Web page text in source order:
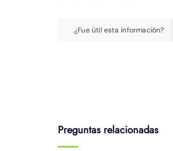
¿Fue útil esta información?
Preguntas relacionadas